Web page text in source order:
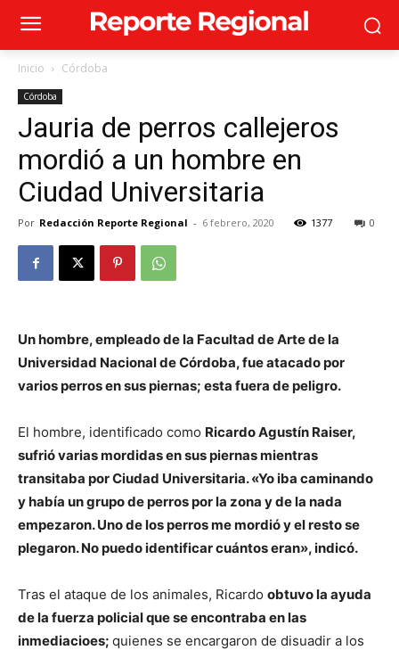
Inicio Córdoba
Córdoba
Jauria de perros callejeros
mordió a un hombre en
Ciudad Universitaria
Por Redacción Reporte Regional - 6 febrero, 2020 1377 0
Un hombre, empleado de la Facultad de Arte de la
Universidad Nacional de Córdoba, fue atacado por
varios perros en sus piernas; esta fuera de peligro.
El hombre, identificado como Ricardo Agustín Raiser,
sufrió varias mordidas en sus piernas mientras
transitaba por Ciudad Universitaria. «Yo iba caminando
y había un grupo de perros por la zona y de la nada
empezaron. Uno de los perros me mordió y el resto se
plegaron. No puedo identificar cuántos eran», indicó.
Tras el ataque de los animales, Ricardo obtuvo la ayuda
de la fuerza policial que se encontraba en las
inmediacioes; quienes se encargaron de disuadir a los